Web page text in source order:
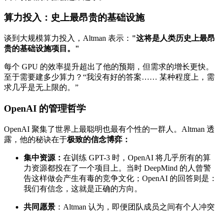
算力投入：史上最昂贵的基础设施
谈到大规模算力投入，Altman 表示： "这将是人类历史上最昂
贵的基础设施项目。"
每个 GPU 的效率提升超出了他的预期，但需求的增长更快。
至于需要建多少算力？“我没有好的答案…… 某种程度上，需
求几乎是无上限的。”
OpenAI 的管理哲学
OpenAI 聚集了世界上最聪明也最有个性的一群人。Altman 透
露，他的秘诀在于极致的信念博弈：
集中资源： 在训练 GPT-3 时，OpenAI 将几乎所有的算
力资源都投在了一个项目上。当时 DeepMind 的人曾警
告这样做会产生有毒的竞争文化；OpenAI 的回答则是：
我们有信念，这就是正确的方向。
共同愿景 ：Altman 认为，即便团队成员之间有个人冲突